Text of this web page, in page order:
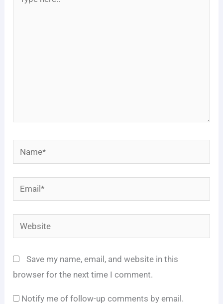
Name*
Email*
Website
Save my name, email, and website in this
browser for the next time I comment.
Notify me of follow-up comments by email.